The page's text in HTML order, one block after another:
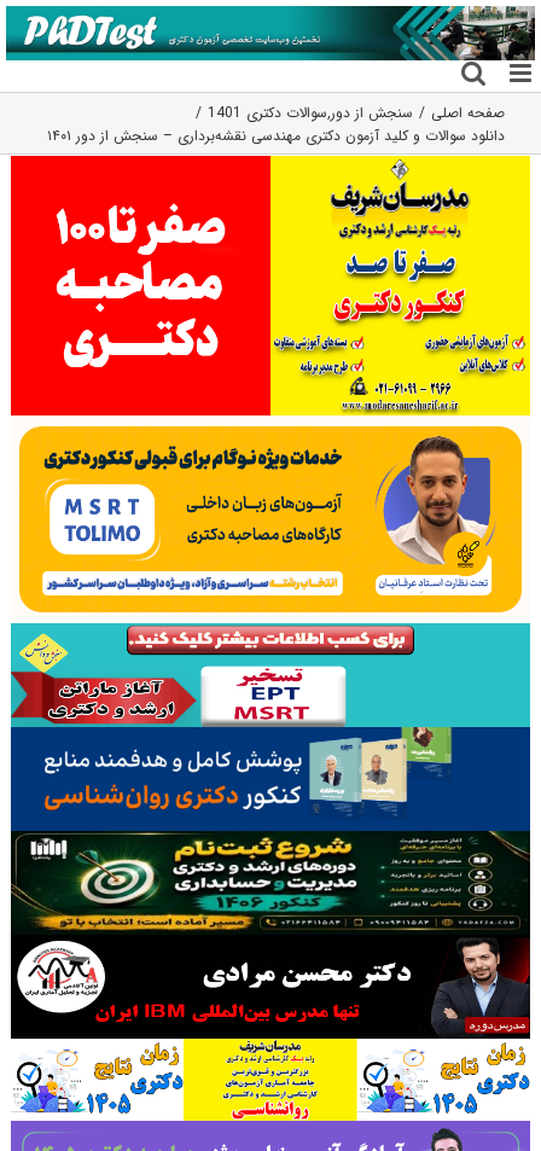
رفتن
به
محتوا
صفحه اصلی سنجش از دور,سوالات دکتری 1401
دانلود سوالات و کلید آزمون دکتری مهندسی نقشه‌برداری – سنجش از دور ۱۴۰۱